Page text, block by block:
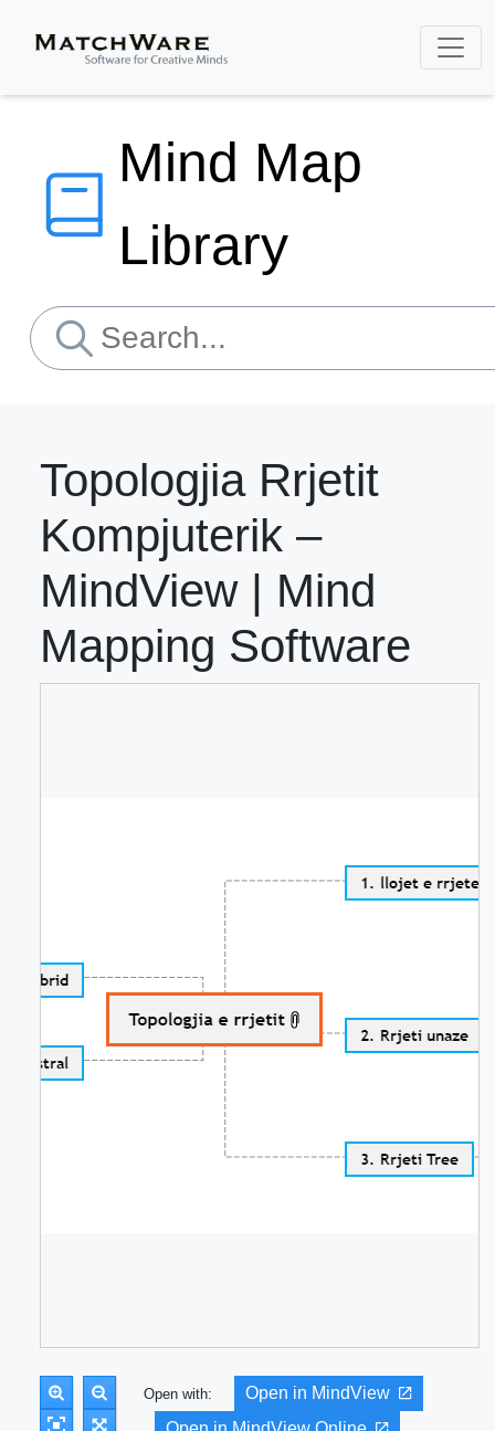
Mind Map
Library
Topologjia Rrjetit
Kompjuterik –
MindView | Mind
Mapping Software
Open with:
Open in MindView